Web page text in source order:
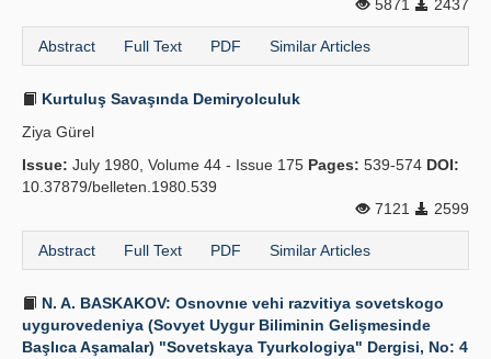
Contact Us
5871
2437
Abstract Full Text PDF Similar Articles
Kurtuluş Savaşında Demiryolculuk
Ziya Gürel
Issue: July 1980, Volume 44 - Issue 175 Pages: 539-574 DOI:
10.37879/belleten.1980.539
7121
2599
Abstract Full Text PDF Similar Articles
N. A. BASKAKOV: Osnovnıe vehi razvitiya sovetskogo
uygurovedeniya (Sovyet Uygur Biliminin Gelişmesinde
Başlıca Aşamalar) "Sovetskaya Tyurkologiya" Dergisi, No: 4